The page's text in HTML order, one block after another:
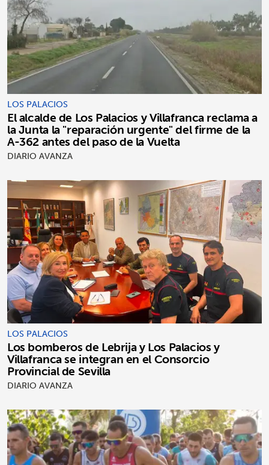
LOS PALACIOS
El alcalde de Los Palacios y Villafranca reclama a
la Junta la "reparación urgente" del firme de la
A-362 antes del paso de la Vuelta
DIARIO AVANZA
LOS PALACIOS
Los bomberos de Lebrija y Los Palacios y
Villafranca se integran en el Consorcio
Provincial de Sevilla
DIARIO AVANZA